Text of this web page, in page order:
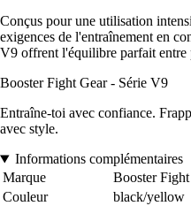
Conçus pour une utilisation
exigences de l'entraînement en
V9 offrent l'équilibre parfait
Booster Fight Gear - Série V9
Entraîne-toi avec confiance.
avec style.
Informations complémentaires
Marque
Booster
Couleur
black/yellow